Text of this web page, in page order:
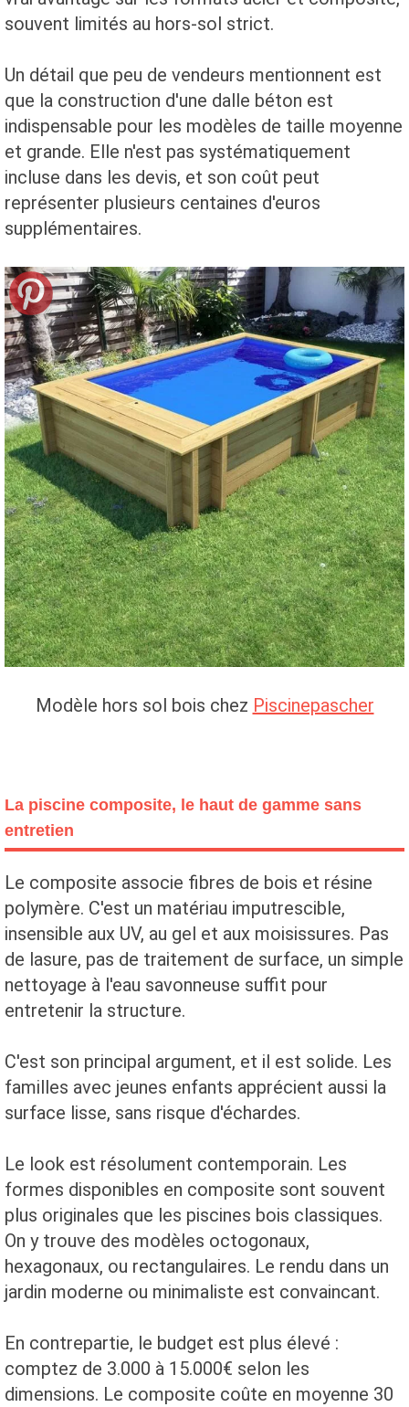
souvent limités au hors-sol strict.
Un détail que peu de vendeurs mentionnent est
que la construction d'une dalle béton est
indispensable pour les modèles de taille moyenne
et grande. Elle n'est pas systématiquement
incluse dans les devis, et son coût peut
représenter plusieurs centaines d'euros
supplémentaires.
Modèle hors sol bois chez Piscinepascher
La piscine composite, le haut de gamme sans
entretien
Le composite associe fibres de bois et résine
polymère. C'est un matériau imputrescible,
insensible aux UV, au gel et aux moisissures. Pas
de lasure, pas de traitement de surface, un simple
nettoyage à l'eau savonneuse suffit pour
entretenir la structure.
C'est son principal argument, et il est solide. Les
familles avec jeunes enfants apprécient aussi la
surface lisse, sans risque d'échardes.
Le look est résolument contemporain. Les
formes disponibles en composite sont souvent
plus originales que les piscines bois classiques.
On y trouve des modèles octogonaux,
hexagonaux, ou rectangulaires. Le rendu dans un
jardin moderne ou minimaliste est convaincant.
En contrepartie, le budget est plus élevé :
comptez de 3.000 à 15.000€ selon les
dimensions. Le composite coûte en moyenne 30